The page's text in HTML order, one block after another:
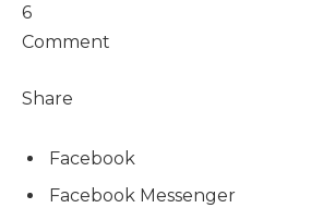
6
Comment
Share
Facebook
Facebook Messenger